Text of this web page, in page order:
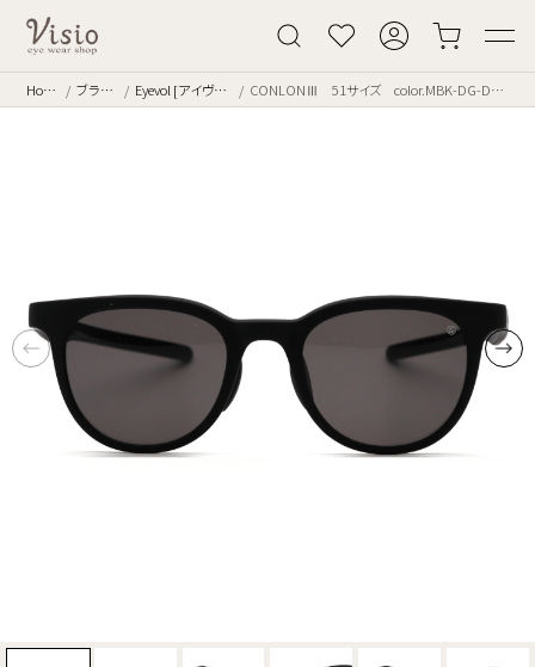
Home ブランド Eyevol [アイヴォル] CONLONⅢ 51サイズ color.MBK-DG-DK.GRY